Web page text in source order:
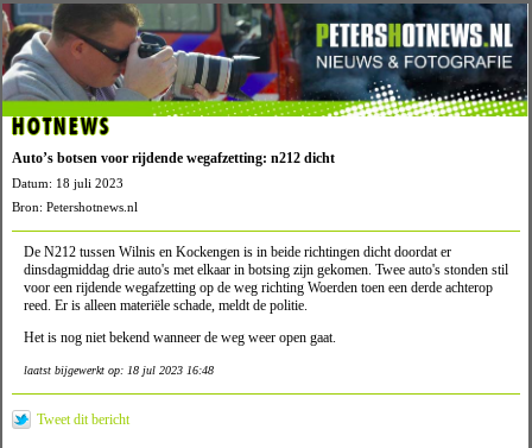
HOTNEWS
Auto’s botsen voor rijdende wegafzetting: n212 dicht
Datum: 18 juli 2023
Bron: Petershotnews.nl
De N212 tussen Wilnis en Kockengen is in beide richtingen dicht doordat er
dinsdagmiddag drie auto's met elkaar in botsing zijn gekomen. Twee auto's stonden stil
voor een rijdende wegafzetting op de weg richting Woerden toen een derde achterop
reed. Er is alleen materiële schade, meldt de politie.
Het is nog niet bekend wanneer de weg weer open gaat.
laatst bijgewerkt op: 18 jul 2023 16:48
Tweet dit bericht